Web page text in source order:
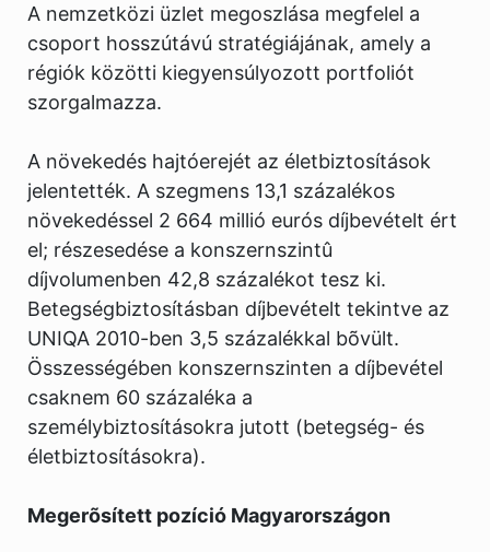
A nemzetközi üzlet megoszlása megfelel a
csoport hosszútávú stratégiájának, amely a
régiók közötti kiegyensúlyozott portfoliót
szorgalmazza.
A növekedés hajtóerejét az életbiztosítások
jelentették. A szegmens 13,1 százalékos
növekedéssel 2 664 millió eurós díjbevételt ért
el; részesedése a konszernszintû
díjvolumenben 42,8 százalékot tesz ki.
Betegségbiztosításban díjbevételt tekintve az
UNIQA 2010-ben 3,5 százalékkal bõvült.
Összességében konszernszinten a díjbevétel
csaknem 60 százaléka a
személybiztosításokra jutott (betegség- és
életbiztosításokra).
Megerõsített pozíció Magyarországon